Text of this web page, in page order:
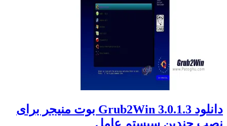
دانلود Grub2Win 3.0.1.3 بوت منیجر برای